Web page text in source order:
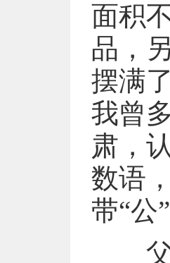
面积
品，
摆满
我曾
肃，
数语
带“公
父